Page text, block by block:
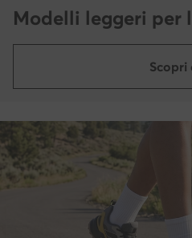
Modelli leggeri per
Scopri